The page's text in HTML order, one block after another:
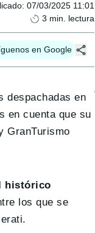
: 07/03/2025 11:01
3 min. lectura
en Google
despachadas en
en cuenta que su
GranTurismo
histórico
los que se